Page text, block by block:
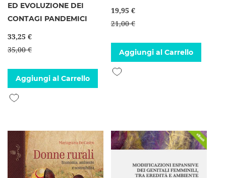
ED EVOLUZIONE DEI
CONTAGI PANDEMICI
33,25 €
35,00 €
Aggiungi al Carrello
Aggiungi alla lista desideri
19,95 €
21,00 €
Aggiungi al Carrello
Aggiungi alla lista desideri